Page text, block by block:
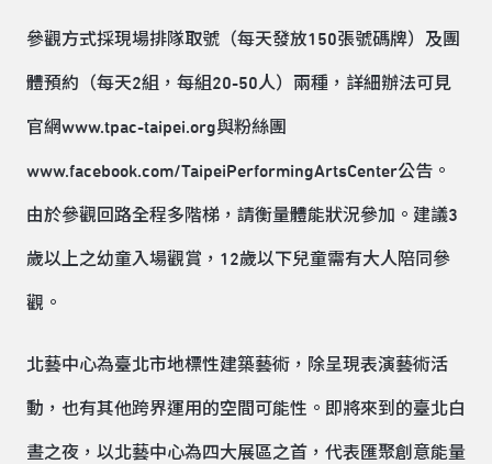
參觀方式採現場排隊取號（每天發放150張號碼牌）及團
體預約（每天2組，每組20-50人）兩種，詳細辦法可見
官網www.tpac-taipei.org與粉絲團
www.facebook.com/TaipeiPerformingArtsCenter公告。
由於參觀回路全程多階梯，請衡量體能狀況參加。建議3
歲以上之幼童入場觀賞，12歲以下兒童需有大人陪同參
觀。
北藝中心為臺北市地標性建築藝術，除呈現表演藝術活
動，也有其他跨界運用的空間可能性。即將來到的臺北白
晝之夜，以北藝中心為四大展區之首，代表匯聚創意能量